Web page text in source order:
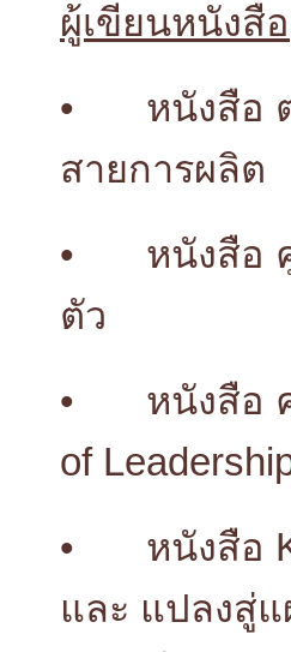
ผู้เขียนหนังสือ
•
หนังสือ
สายการผลิต
•
หนังสือ
ตัว
•
หนังสือ
of
•
หนังสือ
และ แปลงสู่